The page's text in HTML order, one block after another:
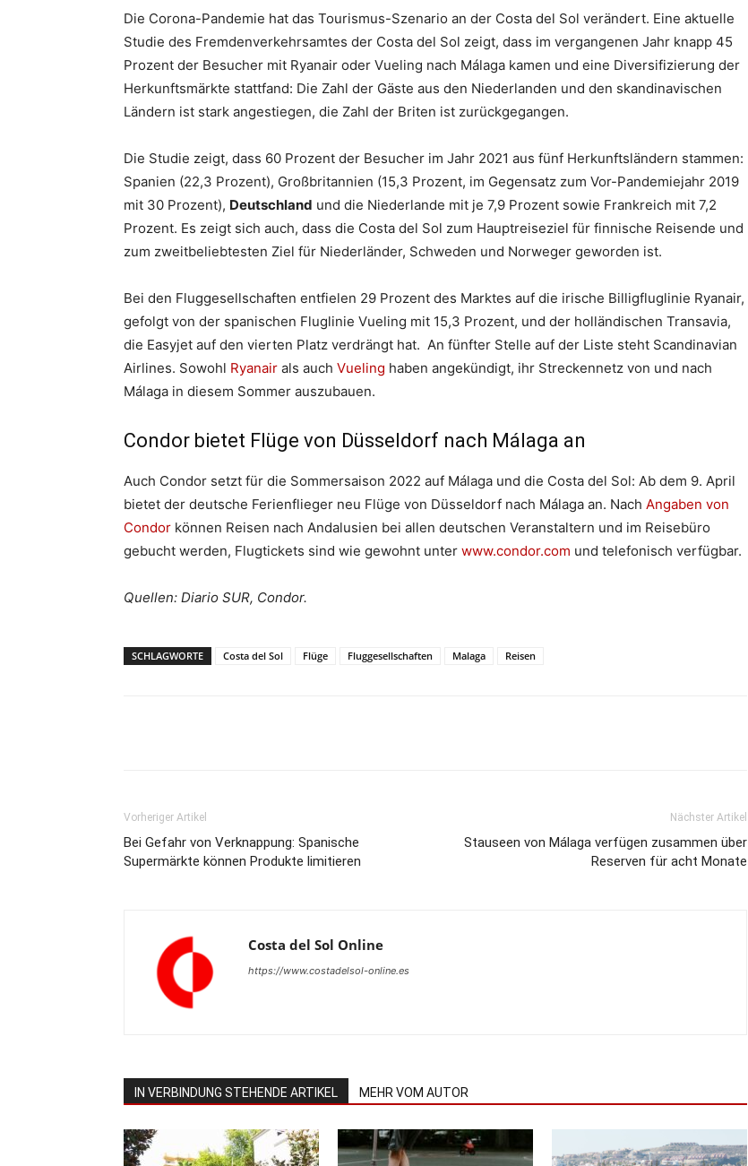
Die Corona-Pandemie hat das Tourismus-Szenario an der Costa del Sol verändert. Eine aktuelle
Studie des Fremdenverkehrsamtes der Costa del Sol zeigt, dass im vergangenen Jahr knapp 45
Prozent der Besucher mit Ryanair oder Vueling nach Málaga kamen und eine Diversifizierung der
Herkunftsmärkte stattfand: Die Zahl der Gäste aus den Niederlanden und den skandinavischen
Ländern ist stark angestiegen, die Zahl der Briten ist zurückgegangen.
Die Studie zeigt, dass 60 Prozent der Besucher im Jahr 2021 aus fünf Herkunftsländern stammen:
Spanien (22,3 Prozent), Großbritannien (15,3 Prozent, im Gegensatz zum Vor-Pandemiejahr 2019
mit 30 Prozent), Deutschland und die Niederlande mit je 7,9 Prozent sowie Frankreich mit 7,2
Prozent. Es zeigt sich auch, dass die Costa del Sol zum Hauptreiseziel für finnische Reisende und
zum zweitbeliebtesten Ziel für Niederländer, Schweden und Norweger geworden ist.
Bei den Fluggesellschaften entfielen 29 Prozent des Marktes auf die irische Billigfluglinie Ryanair,
gefolgt von der spanischen Fluglinie Vueling mit 15,3 Prozent, und der holländischen Transavia,
die Easyjet auf den vierten Platz verdrängt hat. An fünfter Stelle auf der Liste steht Scandinavian
Airlines. Sowohl Ryanair als auch Vueling haben angekündigt, ihr Streckennetz von und nach
Málaga in diesem Sommer auszubauen.
Condor bietet Flüge von Düsseldorf nach Málaga an
Auch Condor setzt für die Sommersaison 2022 auf Málaga und die Costa del Sol: Ab dem 9. April
bietet der deutsche Ferienflieger neu Flüge von Düsseldorf nach Málaga an. Nach Angaben von
Condor können Reisen nach Andalusien bei allen deutschen Veranstaltern und im Reisebüro
gebucht werden, Flugtickets sind wie gewohnt unter www.condor.com und telefonisch verfügbar.
Quellen: Diario SUR, Condor.
SCHLAGWORTE Costa del Sol Flüge Fluggesellschaften Malaga Reisen
Vorheriger Artikel
Bei Gefahr von Verknappung: Spanische
Supermärkte können Produkte limitieren
Nächster Artikel
Stauseen von Málaga verfügen zusammen über
Reserven für acht Monate
Costa del Sol Online
https://www.costadelsol-online.es
IN VERBINDUNG STEHENDE ARTIKEL MEHR VOM AUTOR